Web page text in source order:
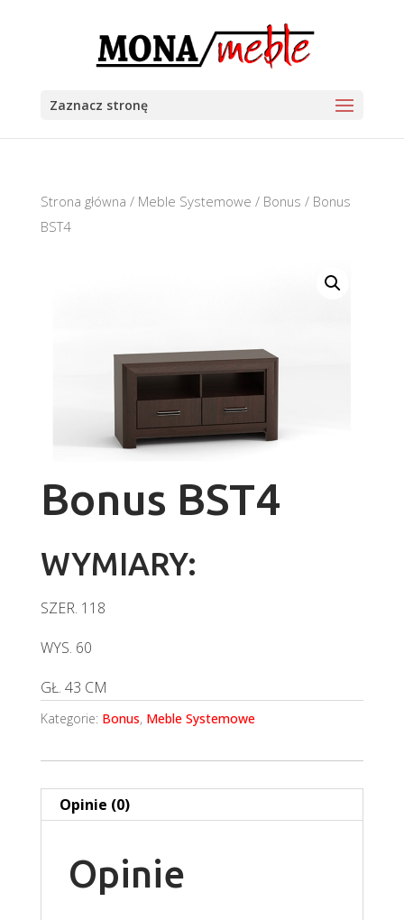
Zaznacz stronę
Strona główna / Meble Systemowe / Bonus / Bonus
BST4
Bonus BST4
WYMIARY:
SZER. 118
WYS. 60
GŁ. 43 CM
Kategorie: Bonus, Meble Systemowe
Opinie (0)
Opinie